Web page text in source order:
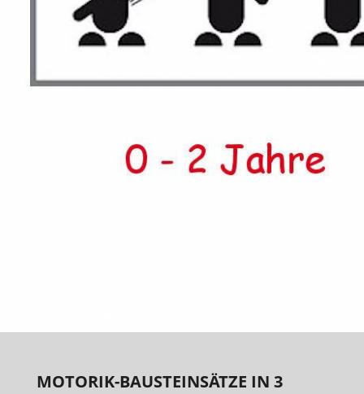
MOTORIK-BAUSTEINSÄTZE IN 3